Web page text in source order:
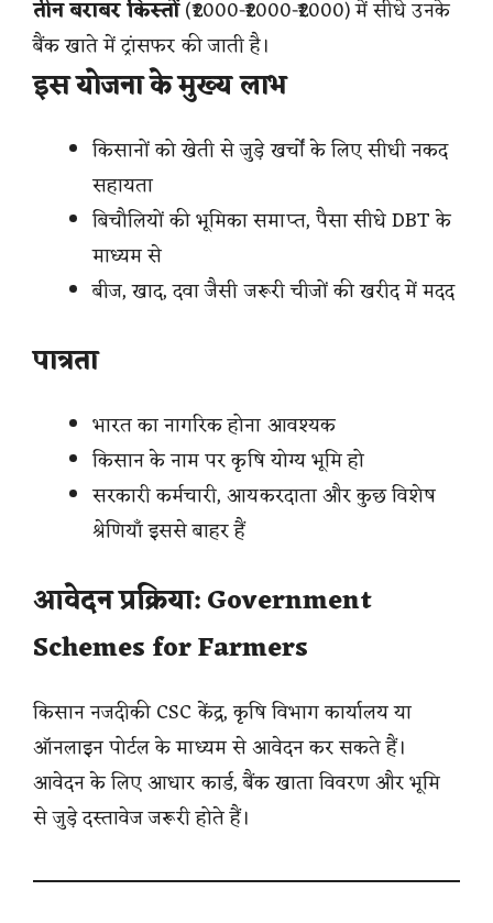
तीन बराबर किस्तों(₹2000-₹2000-₹2000) में सीधे उनके
बैंक खाते में ट्रांसफर की जाती है।
इस योजना के मुख्य लाभ
किसानों को खेती से जुड़े खर्चों के लिए सीधी नकद
सहायता
बिचौलियों की भूमिका समाप्त, पैसा सीधे DBT के
माध्यम से
बीज, खाद, दवा जैसी जरूरी चीजों की खरीद में मदद
पात्रता
भारत का नागरिक होना आवश्यक
किसान के नाम पर कृषि योग्य भूमि हो
सरकारी कर्मचारी, आयकरदाता और कुछ विशेष
श्रेणियाँ इससे बाहर हैं
आवेदन प्रक्रिया: Government
Schemes for Farmers
किसान नजदीकी CSC केंद्र, कृषि विभाग कार्यालय या
ऑनलाइन पोर्टल के माध्यम से आवेदन कर सकते हैं।
आवेदन के लिए आधार कार्ड, बैंक खाता विवरण और भूमि
से जुड़े दस्तावेज जरूरी होते हैं।